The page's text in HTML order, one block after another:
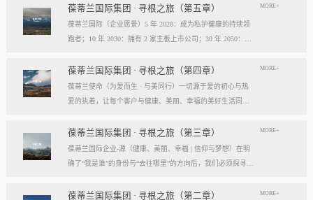
葆蒂兰国际集团 · 寻根之旅（第五章）
葆蒂兰国际（企业愿景）5 年 2028：成为私护健康的持续领
跑者；10 年 2030：拥有 2 家主板上市公司；30 年 2050：成
葆蒂兰国际立志成为健康产业中一个响亮的中国品牌。我们
以“为爱而生，与美同行”为使命，绘制出一幅清晰而雄心勃
勃的发展蓝图，旨在以坚实的步伐，从专业的深度走向事业
028 | 5年愿景）成为“私护健康领域的持续领跑者”· 定位： 我
MORE+
葆蒂兰国际集团 · 寻根之旅（第四章）
葆蒂兰使命（为爱而生 · 与美同行）一切源于爱的初心与热
爱的执着，让每个客户与健康、美丽、幸福的美好生活同
双翼“爱的初心”与“热爱的执着”，共同构成了葆蒂兰的精神内
核与力量源泉，二者如同呼吸，一呼一吸，生生不息。爱的
初心，是我们的根脉与方向。它是最初那份纯粹的善意、利
MORE+
葆蒂兰国际集团 · 寻根之旅（第三章）
葆蒂兰国际企业-源（健康、美丽、幸福 | 信仰与梦想）在明
确了“我是谁”的身份与“去往哪里”的方向后，我们必须探寻滋
格局与能量。它，就是葆蒂兰的“源”——我们一切思想与行
MORE+
葆蒂兰国际集团 · 寻根之旅（第二章） MORE+